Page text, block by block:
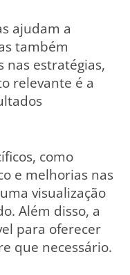
ajudam a
também
nas estratégias,
relevante é a
como
e melhorias nas
visualização
Além disso, a
para oferecer
que necessário.